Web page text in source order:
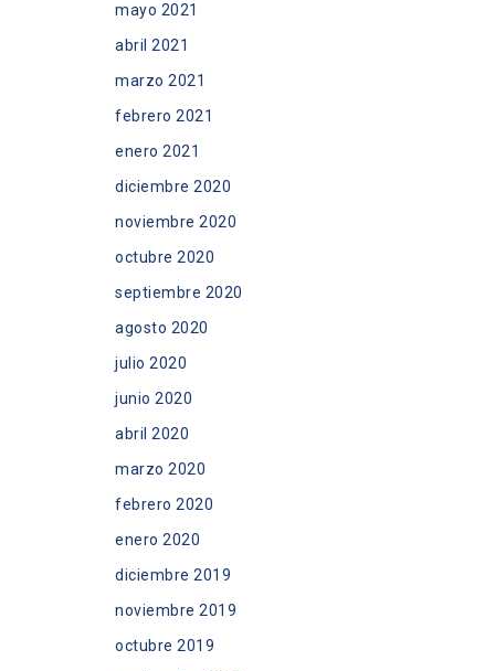
mayo 2021
abril 2021
marzo 2021
febrero 2021
enero 2021
diciembre 2020
noviembre 2020
octubre 2020
septiembre 2020
agosto 2020
julio 2020
junio 2020
abril 2020
marzo 2020
febrero 2020
enero 2020
diciembre 2019
noviembre 2019
octubre 2019